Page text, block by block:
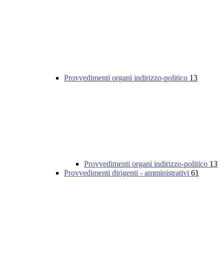
Provvedimenti organi indirizzo-politico 13
Provvedimenti organi indirizzo-politico 13
Provvedimenti dirigenti - amministrativi 61